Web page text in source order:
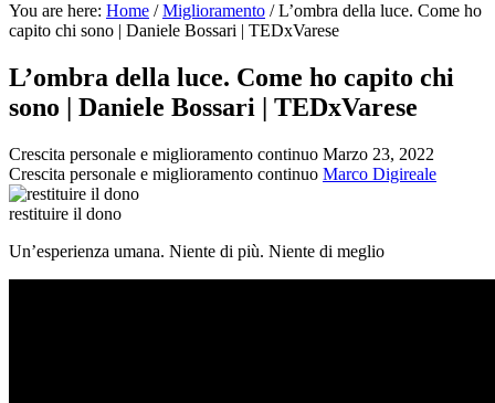
You are here: Home /Miglioramento /L’ombra della luce. Come ho
capito chi sono | Daniele Bossari | TEDxVarese
L’ombra della luce. Come ho capito chi
sono | Daniele Bossari | TEDxVarese
Crescita personale e miglioramento continuo Marzo 23, 2022
Crescita personale e miglioramento continuo Marco Digireale
restituire il dono
Un’esperienza umana. Niente di più. Niente di meglio